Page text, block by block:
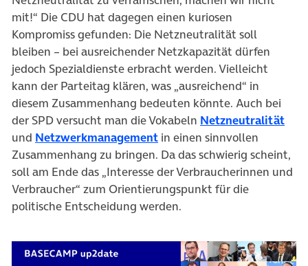
mit!“ Die CDU hat dagegen einen kuriosen
Kompromiss gefunden: Die Netzneutralität soll
bleiben – bei ausreichender Netzkapazität dürfen
jedoch Spezialdienste erbracht werden. Vielleicht
kann der Parteitag klären, was „ausreichend“ in
diesem Zusammenhang bedeuten könnte. Auch bei
der SPD versucht man die Vokabeln Netzneutralität
und Netzwerkmanagement in einen sinnvollen
Zusammenhang zu bringen. Da das schwierig scheint,
soll am Ende das „Interesse der Verbraucherinnen und
Verbraucher“ zum Orientierungspunkt für die
politische Entscheidung werden.